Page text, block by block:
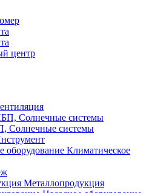
центр
Солнечные системы
Климатическое
Металлопродукция